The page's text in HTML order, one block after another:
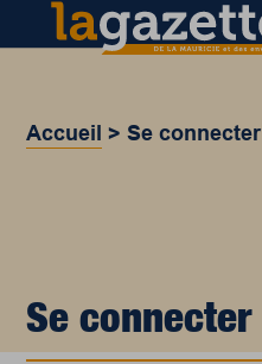
Accueil >Se connecter
Se connecter